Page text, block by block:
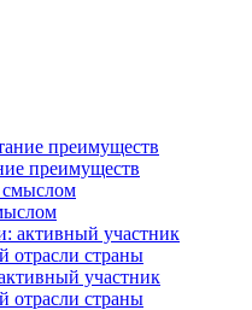
преимуществ
участник
отрасли страны